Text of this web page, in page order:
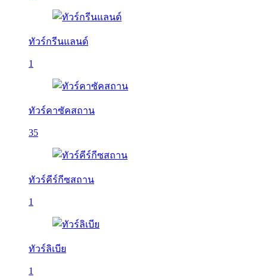
ทัวร์กรีนแลนด์
1
ทัวร์คาซัคสถาน
35
ทัวร์คีร์กีซสถาน
1
ทัวร์ลิเบีย
1